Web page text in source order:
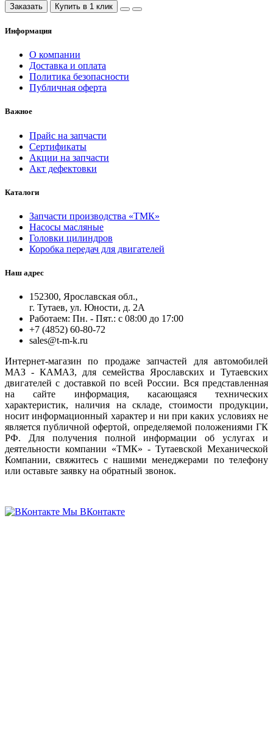
Заказать Купить в 1 клик
Информация
О компании
Доставка и оплата
Политика безопасности
Публичная оферта
Важное
Прайс на запчасти
Сертификаты
Акции на запчасти
Акт дефектовки
Каталоги
Запчасти производства «ТМК»
Насосы масляные
Головки цилиндров
Коробка передач для двигателей
Наш адрес
152300, Ярославская обл.,
г. Тутаев, ул. Юности, д. 2А
Работаем: Пн. - Пят.: с 08:00 до 17:00
+7 (4852) 60-80-72
sales@t-m-k.ru
Интернет-магазин по продаже запчастей для автомобилей
МАЗ - КАМАЗ, для семейства Ярославских и Тутаевских
двигателей с доставкой по всей России. Вся представленная
на сайте информация, касающаяся технических
характеристик, наличия на складе, стоимости продукции,
носит информационный характер и ни при каких условиях не
является публичной офертой, определяемой положениями ГК
РФ. Для получения полной информации об услугах и
деятельности компании «ТМК» - Тутаевской Механической
Компании, свяжитесь с нашими менеджерами по телефону
или оставьте заявку на обратный звонок.
Мы ВКонтакте